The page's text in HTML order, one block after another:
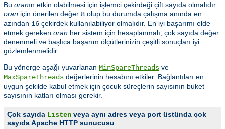
Bu oranın etkin olabilmesi için işlemci çekirdeği çift sayıda olmalıdır.
oran için önerilen değer 8 olup bu durumda çalışma anında en
azından 16 çekirdek kullanılabiliyor olmalıdır. En iyi başarımı elde
etmek gereken oran her sistem için hesaplanmalı, çok sayıda değer
denenmeli ve başlıca başarım ölçütlerinizin çeşitli sonuçları iyi
gözlemlenmelidir.
Bu yönerge aşağı yuvarlanan MinSpareThreads ve
MaxSpareThreads değerlerinin hesabını etkiler. Bağlantıları en
uygun şekilde kabul etmek için çocuk süreçlerin sayısının buket
sayısının katları olması gerekir.
Çok sayıda Listen veya aynı adres veya port üstünda çok
sayıda Apache HTTP sunucusu